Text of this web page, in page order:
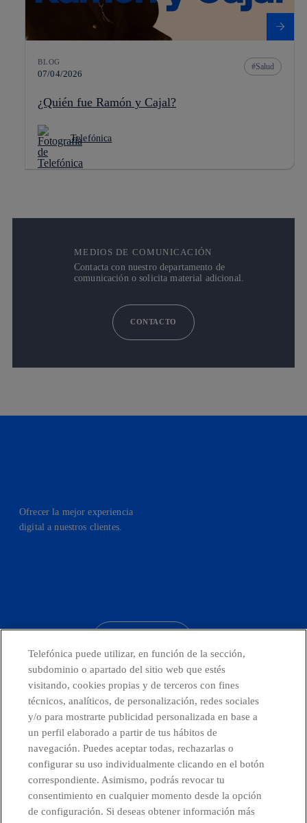
BLOG
07/04/2026
Salud
¿Quién fue Ramón y Cajal?
Telefónica
MEDIOS DE COMUNICACIÓN
Contacta con nuestro departamento de
comunicación o solicita material adicional.
CONTACTO
Ofrecer la mejor experiencia
digital a nuestros clientes.
Telefónica en redes sociales
Canal de Denuncias
Centro Global Transparencia
Telefónica puede utilizar, en función de la sección,
subdominio o apartado del sitio web que estés
visitando, cookies propias y de terceros con fines
técnicos, analíticos, de personalización, redes sociales
y/o para mostrarte publicidad personalizada en base a
un perfil elaborado a partir de tus hábitos de
navegación. Puedes aceptar todas, rechazarlas o
configurar su uso individualmente clicando en el botón
correspondiente. Asimismo, podrás revocar tu
consentimiento en cualquier momento desde la opción
de configuración. Si deseas obtener información más